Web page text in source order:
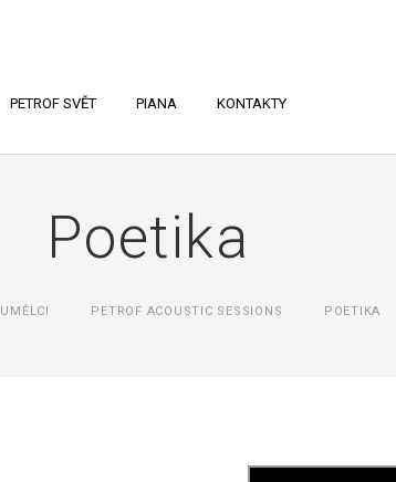
PETROF SVĚT PIANA KONTAKTY
Poetika
UMĚLCI PETROF ACOUSTIC SESSIONS POETIKA